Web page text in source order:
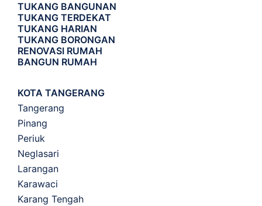
TUKANG BANGUNAN
TUKANG TERDEKAT
TUKANG HARIAN
TUKANG BORONGAN
RENOVASI RUMAH
BANGUN RUMAH
KOTA TANGERANG
Tangerang
Pinang
Periuk
Neglasari
Larangan
Karawaci
Karang Tengah